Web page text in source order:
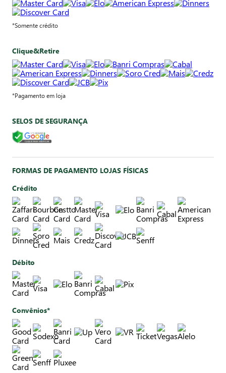
*Somente crédito
Clique&Retire
*Pagamento em loja
SELOS DE SEGURANÇA
FORMAS DE PAGAMENTO LOJAS FÍSICAS
Crédito
Débito
Convênios*